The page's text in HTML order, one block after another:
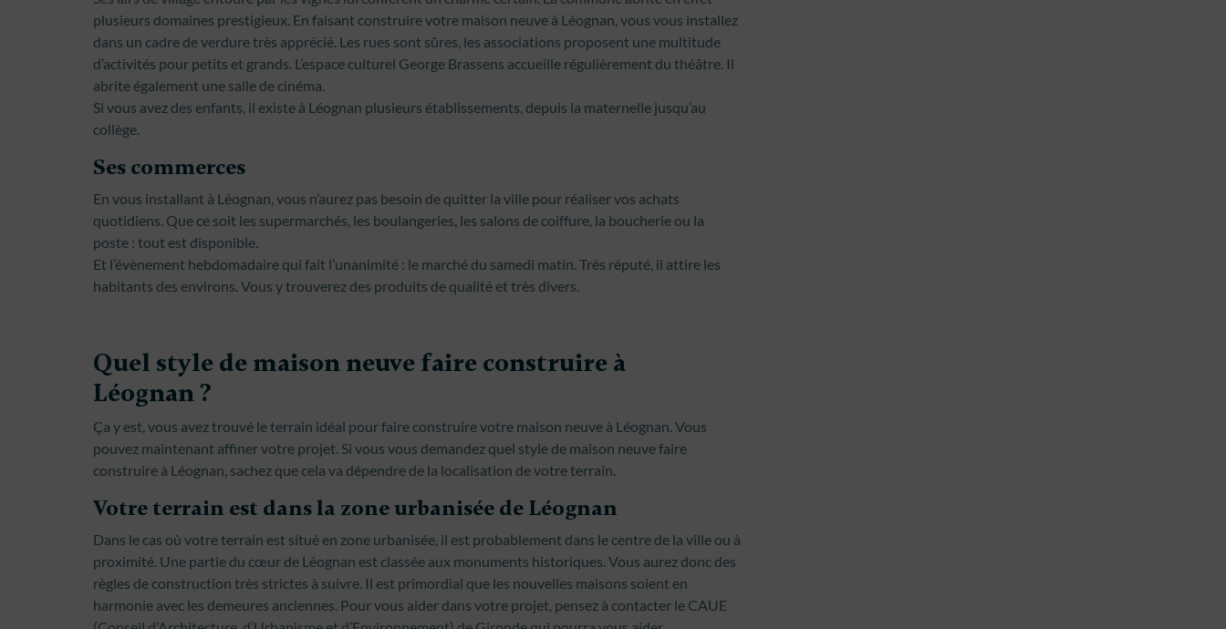
plusieurs domaines prestigieux. En faisant construire votre maison neuve à Léognan, vous vous installez
dans un cadre de verdure très apprécié. Les rues sont sûres, les associations proposent une multitude
d’activités pour petits et grands. L’espace culturel George Brassens accueille régulièrement du théâtre. Il
abrite également une salle de cinéma.
Si vous avez des enfants, il existe à Léognan plusieurs établissements, depuis la maternelle jusqu’au
collège.
Ses commerces
En vous installant à Léognan, vous n’aurez pas besoin de quitter la ville pour réaliser vos achats
quotidiens. Que ce soit les supermarchés, les boulangeries, les salons de coiffure, la boucherie ou la
poste : tout est disponible.
Et l’évènement hebdomadaire qui fait l’unanimité : le marché du samedi matin. Très réputé, il attire les
habitants des environs. Vous y trouverez des produits de qualité et très divers.
Quel style de maison neuve faire construire à
Léognan ?
Ça y est, vous avez trouvé le terrain idéal pour faire construire votre maison neuve à Léognan. Vous
pouvez maintenant affiner votre projet. Si vous vous demandez quel style de maison neuve faire
construire à Léognan, sachez que cela va dépendre de la localisation de votre terrain.
Votre terrain est dans la zone urbanisée de Léognan
Dans le cas où votre terrain est situé en zone urbanisée, il est probablement dans le centre de la ville ou à
proximité. Une partie du cœur de Léognan est classée aux monuments historiques. Vous aurez donc des
règles de construction très strictes à suivre. Il est primordial que les nouvelles maisons soient en
harmonie avec les demeures anciennes. Pour vous aider dans votre projet, pensez à contacter le CAUE